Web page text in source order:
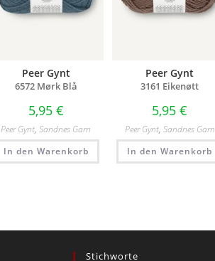
Peer Gynt
6572 Mørk Blå
5,95 €
Peer Gynt,Sandnes Garn
In den Warenkorb
Peer Gynt
3161 Eikenøtt
5,95€
Peer Gynt, Sandnes Garn
In den Warenkorb
Stichworte